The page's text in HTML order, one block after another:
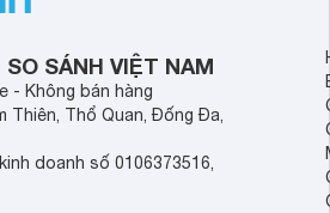
SÁNH VIỆT NAM
- Không bán hàng
Thiên, Thổ Quan, Đống Đa,
doanh số 0106373516,